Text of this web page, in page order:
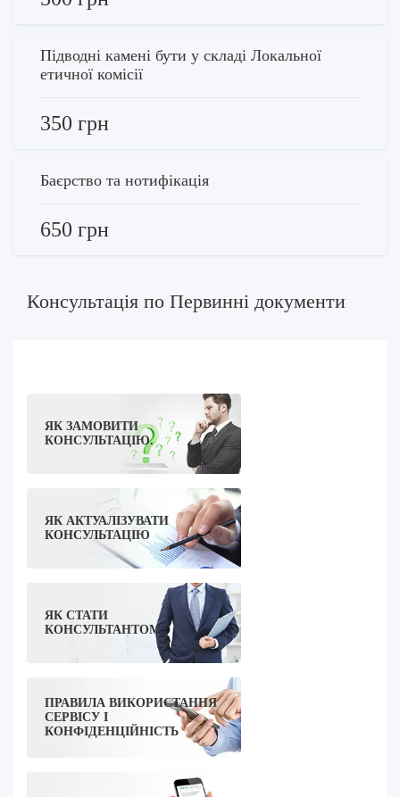
ЯК ЗАМОВИТИ
КОНСУЛЬТАЦІЮ.
ЯК АКТУАЛІЗУВАТИ
КОНСУЛЬТАЦІЮ
ЯК СТАТИ
КОНСУЛЬТАНТОМ
ПРАВИЛА ВИКОРИСТАННЯ
СЕРВІСУ І
КОНФІДЕНЦІЙНІСТЬ
Підводні камені бути у складі Локальної
етичної комісії
350 грн
Баєрство та нотифікація
650 грн
Консультація по Первинні документи